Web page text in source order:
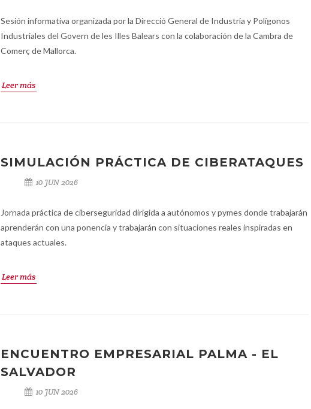
Sesión informativa organizada por la Direcció General de Industria y Polígonos
Industriales del Govern de les Illes Balears con la colaboración de la Cambra de
Comerç de Mallorca.
Leer más
SIMULACIÓN PRÁCTICA DE CIBERATAQUES
10 JUN 2026
Jornada práctica de ciberseguridad dirigida a autónomos y pymes donde trabajarán
aprenderán con una ponencia y trabajarán con situaciones reales inspiradas en
ataques actuales.
Leer más
ENCUENTRO EMPRESARIAL PALMA - EL
SALVADOR
10 JUN 2026